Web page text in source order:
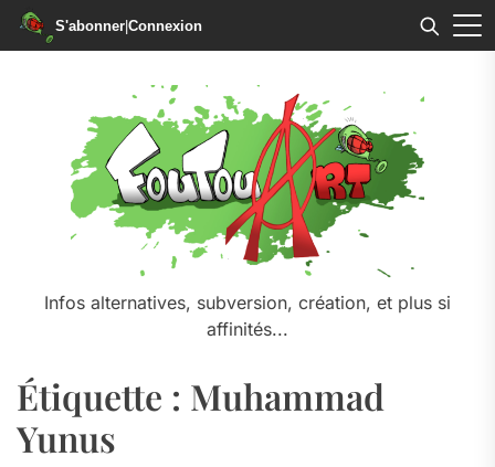
S'abonner|Connexion
Infos alternatives, subversion, création, et plus si
affinités...
Étiquette : Muhammad
Yunus